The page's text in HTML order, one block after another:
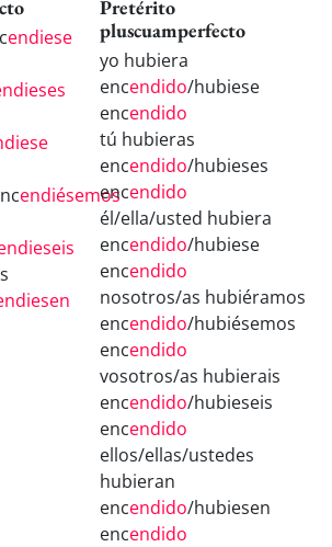
endiese
endiésemos
Pretérito
pluscuamperfecto
yo hubiera
encendido/hubiese
encendido
tú hubieras
encendido/hubieses
encendido
él/ella/usted hubiera
encendido/hubiese
encendido
nosotros/as hubiéramos
encendido/hubiésemos
encendido
vosotros/as hubierais
encendido/hubieseis
encendido
ellos/ellas/ustedes
hubieran
encendido/hubiesen
encendido